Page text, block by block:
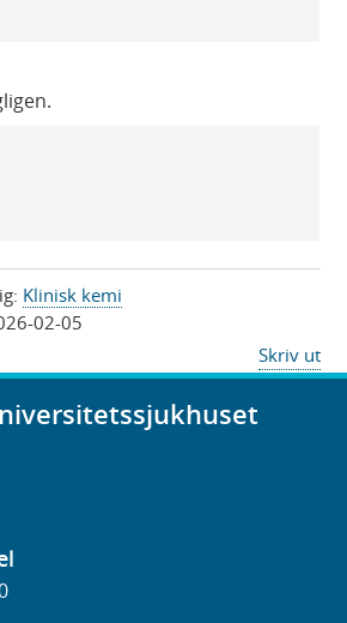
Klinisk kemi
02-05
Skriv ut